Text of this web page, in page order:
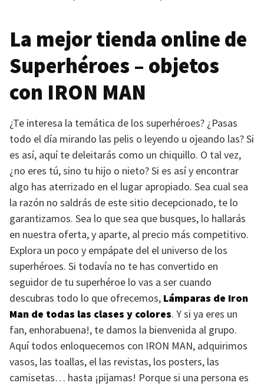
La mejor tienda online de
Superhéroes – objetos
con IRON MAN
¿Te interesa la temática de los superhéroes? ¿Pasas
todo el día mirando las pelis o leyendo u ojeando las? Si
es así, aquí te deleitarás como un chiquillo. O tal vez,
¿no eres tú, sino tu hijo o nieto? Si es así y encontrar
algo has aterrizado en el lugar apropiado. Sea cual sea
la razón no saldrás de este sitio decepcionado, te lo
garantizamos. Sea lo que sea que busques, lo hallarás
en nuestra oferta, y aparte, al precio más competitivo.
Explora un poco y empápate del el universo de los
superhéroes. Si todavía no te has convertido en
seguidor de tu superhéroe lo vas a ser cuando
descubras todo lo que ofrecemos, Lámparas de Iron
Man de todas las clases y colores. Y si ya eres un
fan, enhorabuena!, te damos la bienvenida al grupo.
Aquí todos enloquecemos con IRON MAN, adquirimos
vasos, las toallas, el las revistas, los posters, las
camisetas… hasta ¡pijamas! Porque si una persona es